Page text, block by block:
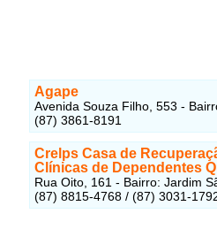
Agape
Avenida Souza Filho, 553 -
(87) 3861-8191
Crelps Casa de
Clínicas de Dependentes
Rua Oito, 161 - Bairro: Jardim
(87) 8815-4768 / (87) 3031-